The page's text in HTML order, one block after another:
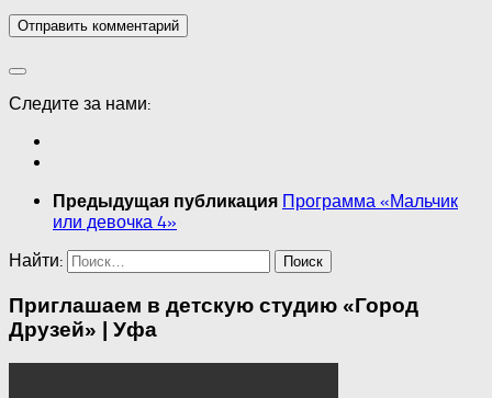
Следите за нами:
Предыдущая публикация Программа «Мальчик
или девочка 4»
Найти:
Приглашаем в детскую студию «Город
Друзей» | Уфа